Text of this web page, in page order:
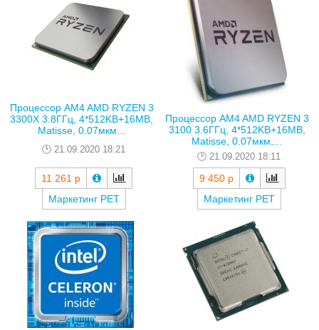
Процессор AM4 AMD RYZEN 3
3300X 3.8ГГц, 4*512KB+16MB,
Matisse, 0.07мкм...
21.09.2020 18:21
11 261 р
Маркетинг РЕТ
Процессор AM4 AMD RYZEN 3
3100 3.6ГГц, 4*512KB+16MB,
Matisse, 0.07мкм,...
21.09.2020 18:11
9 450 р
Маркетинг РЕТ